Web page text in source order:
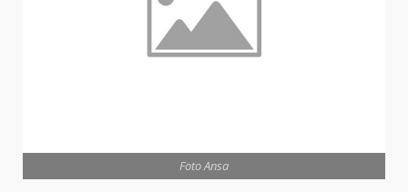
Foto Ansa